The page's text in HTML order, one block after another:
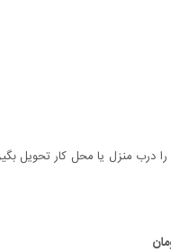
منزل یا محل کار تحویل